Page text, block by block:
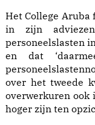
Het College Aruba
in zijn
personeelslasten
en dat
over het tweede
overwerkuren
hoger zijn ten